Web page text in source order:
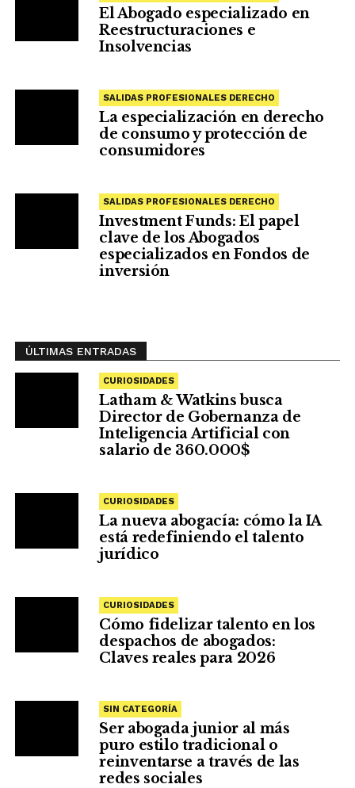
El Abogado especializado en
Reestructuraciones e
Insolvencias
SALIDAS PROFESIONALES DERECHO
La especialización en derecho
de consumo y protección de
consumidores
SALIDAS PROFESIONALES DERECHO
Investment Funds: El papel
clave de los Abogados
especializados en Fondos de
inversión
ÚLTIMAS ENTRADAS
CURIOSIDADES
Latham & Watkins busca
Director de Gobernanza de
Inteligencia Artificial con
salario de 360.000$
CURIOSIDADES
La nueva abogacía: cómo la IA
está redefiniendo el talento
jurídico
CURIOSIDADES
Cómo fidelizar talento en los
despachos de abogados:
Claves reales para 2026
SIN CATEGORÍA
Ser abogada junior al más
puro estilo tradicional o
reinventarse a través de las
redes sociales